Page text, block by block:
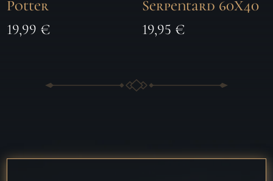
Potter
19,99 €
Serpentard 60X40
19,95 €